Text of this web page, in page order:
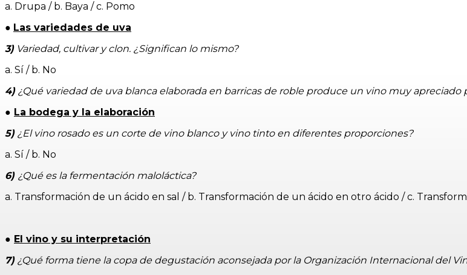
a. Drupa / b. Baya / c. Pomo
● Las variedades de uva
3) Variedad, cultivar y clon. ¿Significan lo mismo?
a. Sí / b. No
4) ¿Qué variedad de uva blanca elaborada en barricas de roble produce un vino muy apreciado
● La bodega y la elaboración
5) ¿El vino rosado es un corte de vino blanco y vino tinto en diferentes proporciones?
a. Sí / b. No
6) ¿Qué es la fermentación maloláctica?
a. Transformación de un ácido en sal / b. Transformación de un ácido en otro ácido / c.
● El vino y su interpretación
7) ¿Qué forma tiene la copa de degustación aconsejada por la Organización Internacional del